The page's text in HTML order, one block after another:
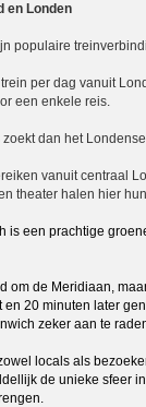
en Londen
populaire
per dag vanuit
een enkele reis.
dan het
vanuit centraal
theater halen hier
is een prachtige
om de Meridiaan,
20 minuten later
zeker aan te
locals als
de unieke sfeer